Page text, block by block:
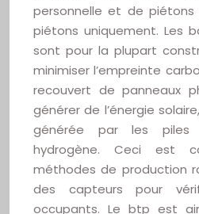
personnelle et de
piétons uniquement. Les
sont pour la plupart
minimiser l’empreinte
recouvert de panneaux
générer de l’énergie
générée par les
hydrogène. Ceci est
méthodes de production
des capteurs pour
occupants. Le btp est